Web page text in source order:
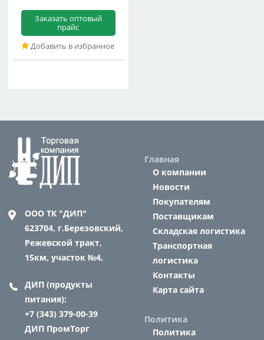
Заказать оптовый
прайс
Добавить в избранное
ООО ТК "ДИП"
623704, г.Березовский,
Режевской тракт,
15км, участок №4,
ДИП (продукты
питания):
+7 (343) 379-00-39
ДИП ПромТорг
Главная
О компании
Новости
Покупателям
Поставщикам
Складская логистика
Транспортная
логистика
Контакты
Карта сайта
Политика
Политика